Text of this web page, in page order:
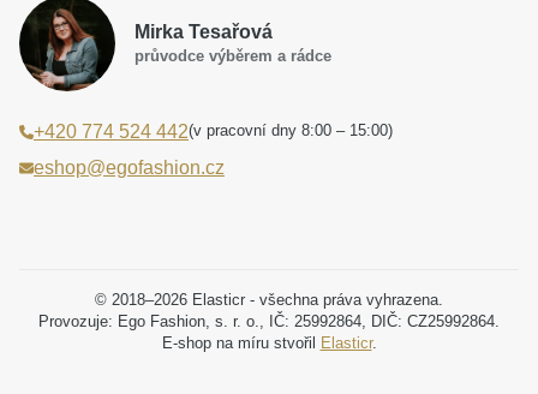
Dárková inspirace
Smaltované a korálkové šperky jako trend
Laboratorní diamanty jsou budoucnost
Obchodní podmínky
Reklamační řád
Poučení o právu na odstoupení od smlouvy
Podmínky slev a akčních nabídek
Projekt registrace ochranné známky
Mirka Tesařová
průvodce výběrem a rádce
+420 774 524 442(v pracovní dny 8:00 – 15:00)
eshop@egofashion.cz
© 2018–2026 Elasticr - všechna práva vyhrazena.
Provozuje: Ego Fashion, s. r. o., IČ: 25992864, DIČ: CZ25992864.
E-shop na míru stvořil
Elasticr.